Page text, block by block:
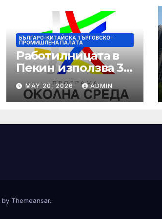
БЪЛГАРО-КИТАЙСКА ТЪРГОВСКО-
ПРОМИШЛЕНА ПАЛAТА
Работилницата в
Пекин използва 3D
печат, за да даде
възможност на
работниците с
MAY 20, 2026 ADMIN
by Themeansar.